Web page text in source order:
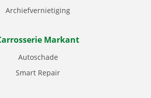
Archiefvernietiging
Markant
Autoschade
Smart Repair